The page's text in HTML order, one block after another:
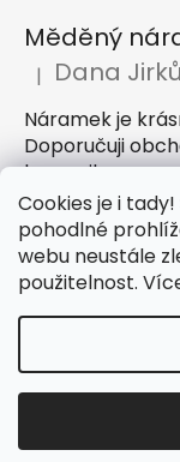
Cookies je i
pohodlné
webu neustále
použitelnost.
Hodnocení
| Dana Jirků
Náramek je
Doporučuji
komunikace
Hodnocení
| Petra